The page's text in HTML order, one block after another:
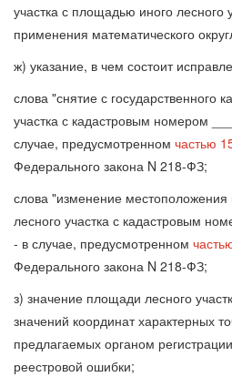
участка с площадью иного лесного
применения математического
ж) указание, в чем состоит
слова "снятие с государственного
участка с кадастровым номером
случае, предусмотренном частью
Федерального закона N 218-ФЗ;
слова "изменение
лесного участка с кадастровым
- в случае, предусмотренном
Федерального закона N 218-ФЗ;
з) значение площади лесного
значений координат характерных
предлагаемых органом
реестровой ошибки;